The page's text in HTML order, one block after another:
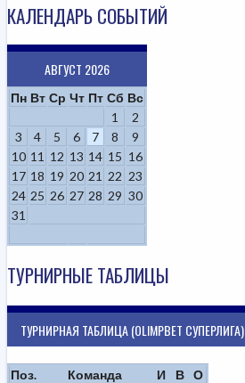
КАЛЕНДАРЬ СОБЫТИЙ
АВГУСТ 2026
Пн Вт Ср Чт Пт Сб Вс
1
2
3
4 5 6 7 8
9
10 11 12 13 14 15 16
17 18 19 20 21 22 23
24 25 26 27 28 29 30
31
ТУРНИРНЫЕ ТАБЛИЦЫ
ТУРНИРНАЯ ТАБЛИЦА (OLIMPBET СУПЕРЛИГА)
Поз. Команда И В
О